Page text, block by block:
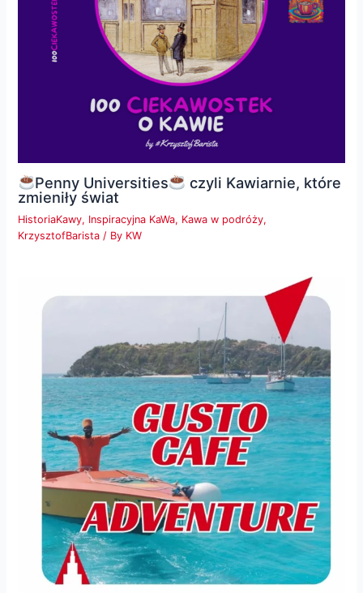
Penny Universities
czyli Kawiarnie, które
zmieniły świat
HistoriaKawy, Inspiracyjna KaWa, Kawa w podróży,
KrzysztofBarista / By KW